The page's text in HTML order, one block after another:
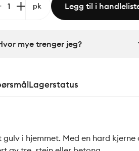
pk Legg til i
mye trenger jeg?
Lagerstatus
i hjemmet. Med en hard